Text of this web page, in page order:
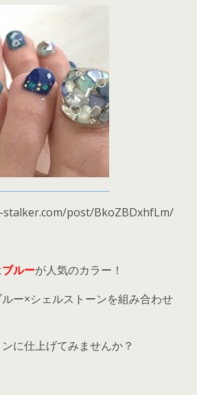
post/BkoZBDxhfLm/
ブルーが人気のカラー！
ー×シェルストーンを組み合わせ
に仕上げてみませんか？